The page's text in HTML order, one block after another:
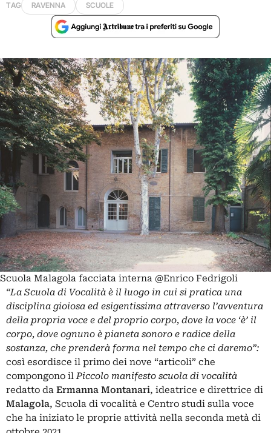
TAG RAVENNA SCUOLE
Scuola Malagola facciata interna @Enrico Fedrigoli
“La Scuola di Vocalità è il luogo in cui si pratica una
disciplina gioiosa ed esigentissima attraverso l’avventura
della propria voce e del proprio corpo, dove la voce ‘è’ il
corpo, dove ognuno è pianeta sonoro e radice della
sostanza, che prenderà forma nel tempo che ci daremo”:
così esordisce il primo dei nove “articoli” che
compongono ilPiccolo manifesto scuola di vocalità
redatto da Ermanna Montanari, ideatrice e direttrice di
Malagola, Scuola di vocalità e Centro studi sulla voce
che ha iniziato le proprie attività nella seconda metà di